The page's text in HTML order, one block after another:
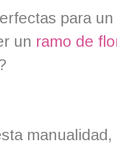
para
un ramo de